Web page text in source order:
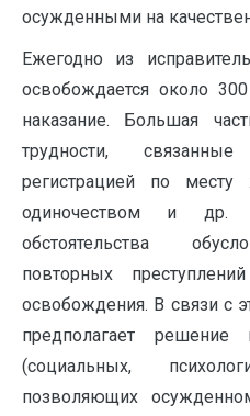
осужденными на
Ежегодно из
освобождается около
наказание. Большая
трудности,
регистрацией по месту
одиночеством и др.
обстоятельства
повторных
освобождения. В связи с
предполагает решение
(социальных,
позволяющих